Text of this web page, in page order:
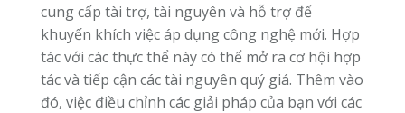
cung cấp tài trợ, tài nguyên và hỗ trợ để
khuyến khích việc áp dụng công nghệ mới. Hợp
tác với các thực thể này có thể mở ra cơ hội hợp
tác và tiếp cận các tài nguyên quý giá. Thêm vào
đó, việc điều chỉnh các giải pháp của bạn với các